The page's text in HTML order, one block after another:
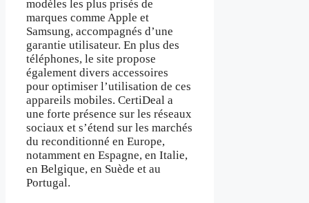
modèles les plus prisés de
marques comme Apple et
Samsung, accompagnés d’une
garantie utilisateur. En plus des
téléphones, le site propose
également divers accessoires
pour optimiser l’utilisation de ces
appareils mobiles. CertiDeal a
une forte présence sur les réseaux
sociaux et s’étend sur les marchés
du reconditionné en Europe,
notamment en Espagne, en Italie,
en Belgique, en Suède et au
Portugal.